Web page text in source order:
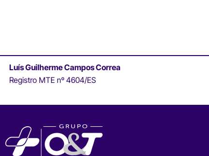
Luís Guilherme Campos Correa
Registro MTE nº 4604/ES